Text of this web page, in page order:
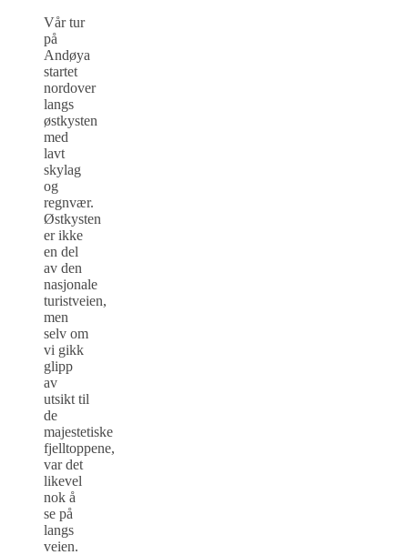
Vår tur
på
Andøya
startet
nordover
langs
østkysten
med
lavt
skylag
og
regnvær.
Østkysten
er ikke
en del
av den
nasjonale
turistveien,
men
selv om
vi gikk
glipp
av
utsikt til
de
majestetiske
fjelltoppene,
var det
likevel
nok å
se på
langs
veien.